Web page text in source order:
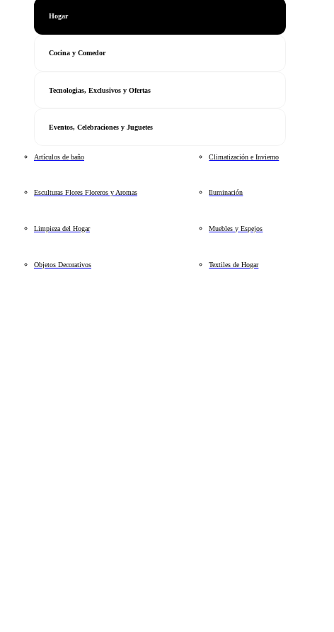
Hogar
Cocina y Comedor
Tecnologias, Exclusivos y Ofertas
Eventos, Celebraciones y Juguetes
Artículos de baño Climatización e Invierno
Esculturas Flores Floreros y Aromas Iluminación
Limpieza del Hogar Muebles y Espejos
Objetos Decorativos Textiles de Hogar